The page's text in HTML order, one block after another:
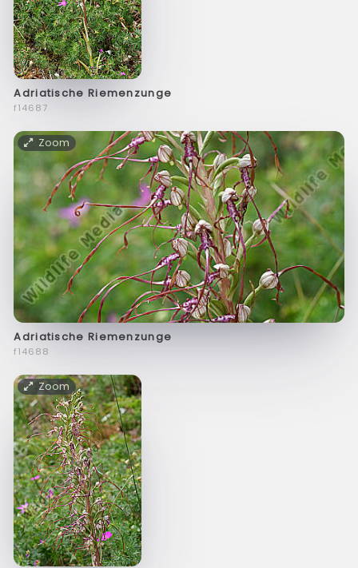
Adriatische Riemenzunge
f14687
Zoom
Adriatische Riemenzunge
f14688
Zoom